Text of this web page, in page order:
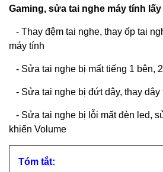
Gaming, sửa tai nghe máy tính
- Thay đệm tai nghe, thay ốp tai
máy tính
- Sửa tai nghe bị mất tiếng 1 bên,
- Sửa tai nghe bị đứt dây, thay dây
- Sửa tai nghe bị lỗi mất đèn led,
khiển Volume
Tóm tắt: